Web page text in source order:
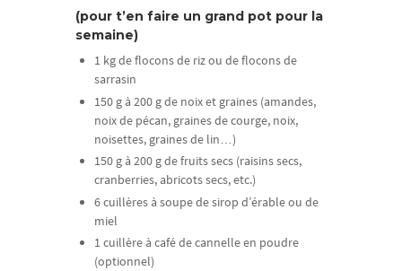
(pour t’en faire un grand pot pour la
semaine)
1 kg de flocons de riz ou de flocons de
sarrasin
150 g à 200 g de noix et graines (amandes,
noix de pécan, graines de courge, noix,
noisettes, graines de lin…)
150 g à 200 g de fruits secs (raisins secs,
cranberries, abricots secs, etc.)
6 cuillères à soupe de sirop d’érable ou de
miel
1 cuillère à café de cannelle en poudre
(optionnel)